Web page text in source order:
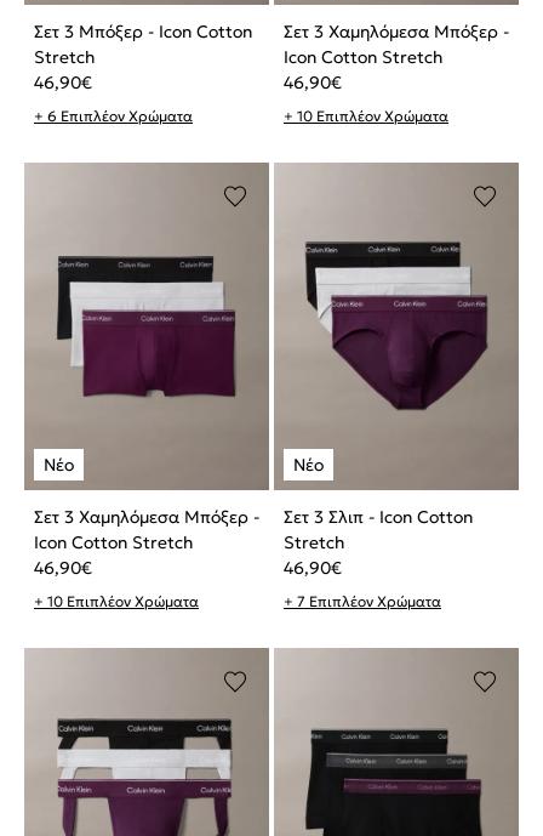
Σετ 3 Μπόξερ - Icon Cotton
Stretch
46,90€
+ 6 Επιπλέον Χρώματα
Σετ 3 Χαμηλόμεσα Μπόξερ -
Icon Cotton Stretch
46,90€
+ 10 Επιπλέον Χρώματα
Σετ 3 Χαμηλόμεσα Μπόξερ -
Icon Cotton Stretch
46,90€
+ 10 Επιπλέον Χρώματα
Σετ 3 Σλιπ - Icon Cotton
Stretch
46,90€
+ 7 Επιπλέον Χρώματα